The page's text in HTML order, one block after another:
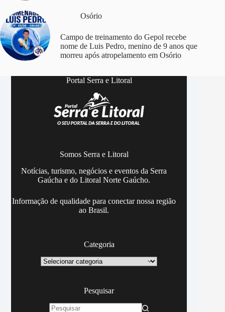
Osório
Campo de treinamento do Gepol recebe
nome de Luis Pedro, menino de 9 anos que
morreu após atropelamento em Osório
Portal Serra e Litoral
Somos Serra e Litoral
Notícias, turismo, negócios e eventos da Serra
Gaúcha e do Litoral Norte Gaúcho.
Informação de qualidade para conectar nossa região
ao Brasil.
Categoria
Categoria
Pesquisar